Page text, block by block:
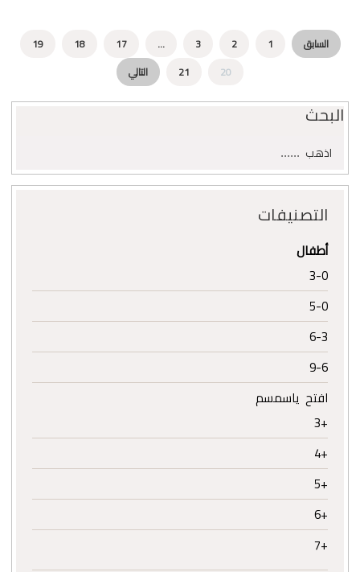
السابق 1
2
3
…
17
18
19
20
21 التالي
البحث
البحث
اذهب
التصنيفات
أطفال
3-0
5-0
6-3
9-6
افتح ياسمسم
+3
+4
+5
+6
+7